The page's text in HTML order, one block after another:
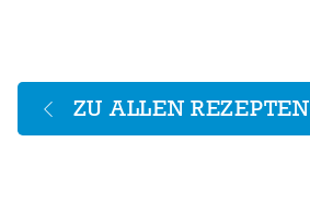
ZU ALLEN REZEPTEN